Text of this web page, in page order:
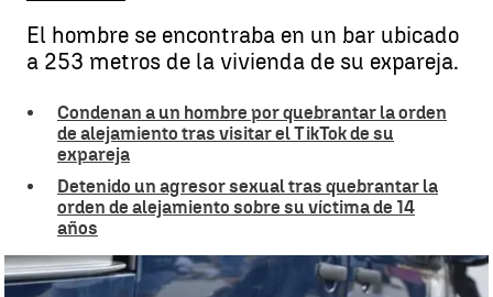
El hombre se encontraba en un bar ubicado
a 253 metros de la vivienda de su expareja.
Condenan a un hombre por quebrantar la orden
de alejamiento tras visitar el TikTok de su
expareja
Detenido un agresor sexual tras quebrantar la
orden de alejamiento sobre su víctima de 14
años